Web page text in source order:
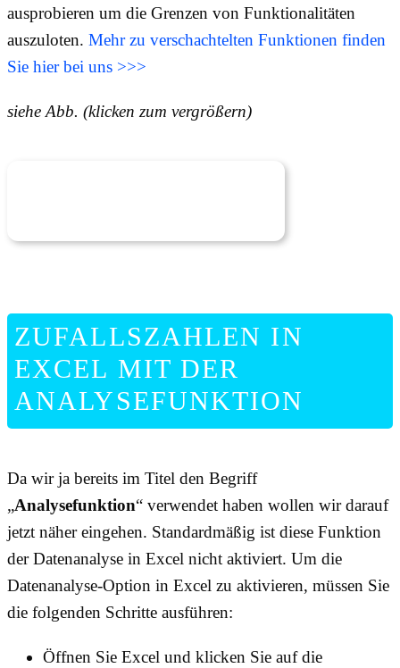
ausprobieren um die Grenzen von Funktionalitäten
auszuloten. Mehr zu verschachtelten Funktionen finden
Sie hier bei uns >>>
siehe Abb. (klicken zum vergrößern)
ZUFALLSZAHLEN IN
EXCEL MIT DER
ANALYSEFUNKTION
Da wir ja bereits im Titel den Begriff
„Analysefunktion“ verwendet haben wollen wir darauf
jetzt näher eingehen. Standardmäßig ist diese Funktion
der Datenanalyse in Excel nicht aktiviert. Um die
Datenanalyse-Option in Excel zu aktivieren, müssen Sie
die folgenden Schritte ausführen:
Öffnen Sie Excel und klicken Sie auf die